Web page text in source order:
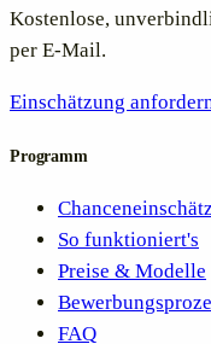
Kostenlose,
per E-Mail.
Einschätzung
Programm
So funktioniert's
Preise & Modelle
FAQ